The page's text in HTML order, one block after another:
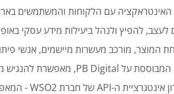
האינטראקציה עם הלקוחות והמשתמשים
לעצב, להפיץ ולנהל ביעילות מידע עסקי
מורכב מעשרות מיישמים, אנשי